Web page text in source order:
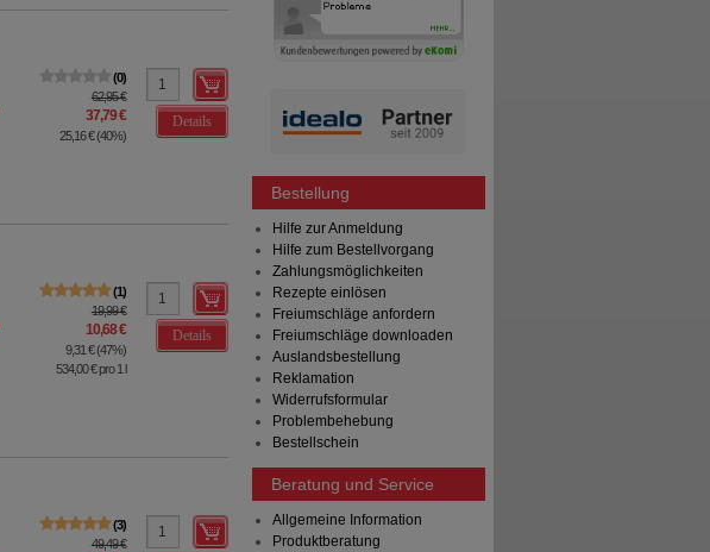
0
62,95 €
37,79 €
25,16 €(40%)
Details
1
19,99 €
10,68 €
9,31 €(47%)
534,00 €pro 1 l
Details
3
49,49 €
Bestellung
Hilfe zur Anmeldung
Hilfe zum Bestellvorgang
Zahlungsmöglichkeiten
Rezepte einlösen
Freiumschläge anfordern
Freiumschläge downloaden
Auslandsbestellung
Reklamation
Widerrufsformular
Problembehebung
Bestellschein
Beratung und Service
Allgemeine Information
Produktberatung